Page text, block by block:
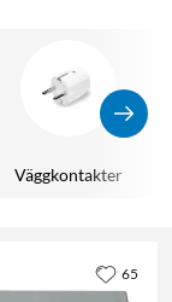
Väggkontakter
65